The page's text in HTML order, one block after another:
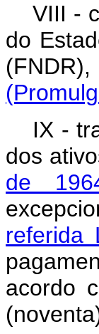
VIII -
do
IX -
dos
de
referida
acordo